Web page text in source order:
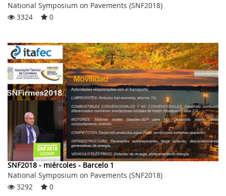
National Symposium on Pavements (SNF2018)
3324
0
SNF2018 - miércoles - Barcelo 1
National Symposium on Pavements (SNF2018)
3292
0